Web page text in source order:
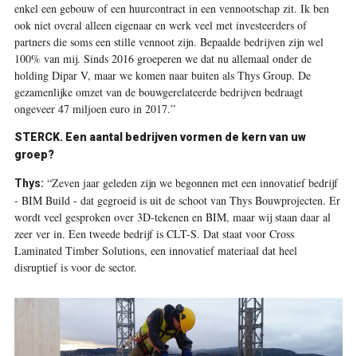
enkel een gebouw of een huurcontract in een vennootschap zit. Ik ben
ook niet overal alleen eigenaar en werk veel met investeerders of
partners die soms een stille vennoot zijn. Bepaalde bedrijven zijn wel
100% van mij. Sinds 2016 groeperen we dat nu allemaal onder de
holding Dipar V, maar we komen naar buiten als Thys Group. De
gezamenlijke omzet van de bouwgerelateerde bedrijven bedraagt
ongeveer 47 miljoen euro in 2017.”
STERCK. Een aantal bedrijven vormen de kern van uw
groep?
Thys: “Zeven jaar geleden zijn we begonnen met een innovatief bedrijf
- BIM Build - dat gegroeid is uit de schoot van Thys Bouwprojecten. Er
wordt veel gesproken over 3D-tekenen en BIM, maar wij staan daar al
zeer ver in. Een tweede bedrijf is CLT-S. Dat staat voor Cross
Laminated Timber Solutions, een innovatief materiaal dat heel
disruptief is voor de sector.